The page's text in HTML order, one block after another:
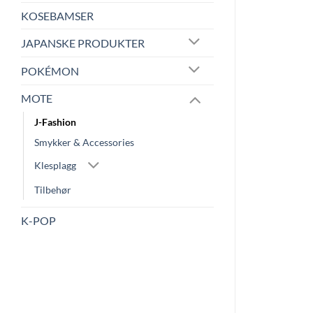
KOSEBAMSER
JAPANSKE PRODUKTER
POKÉMON
MOTE
J-Fashion
Smykker & Accessories
Klesplagg
Tilbehør
K-POP